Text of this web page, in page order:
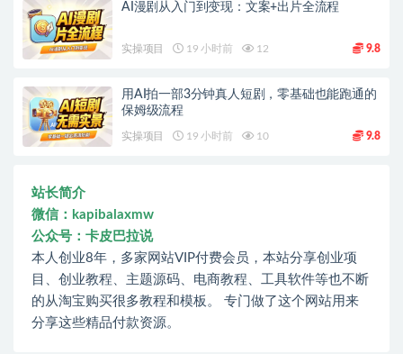
AI漫剧从入门到变现：文案+出片全流程
实操项目 19 小时前 12 9.8
用AI拍一部3分钟真人短剧，零基础也能跑通的
保姆级流程
实操项目 19 小时前 10 9.8
站长简介
微信：kapibalaxmw
公众号：卡皮巴拉说
本人创业8年，多家网站VIP付费会员，本站分享创业项
目、创业教程、主题源码、电商教程、工具软件等也不断
的从淘宝购买很多教程和模板。 专门做了这个网站用来
分享这些精品付款资源。